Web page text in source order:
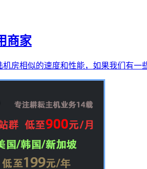
商家
房相似的速度和性能，如果我们有